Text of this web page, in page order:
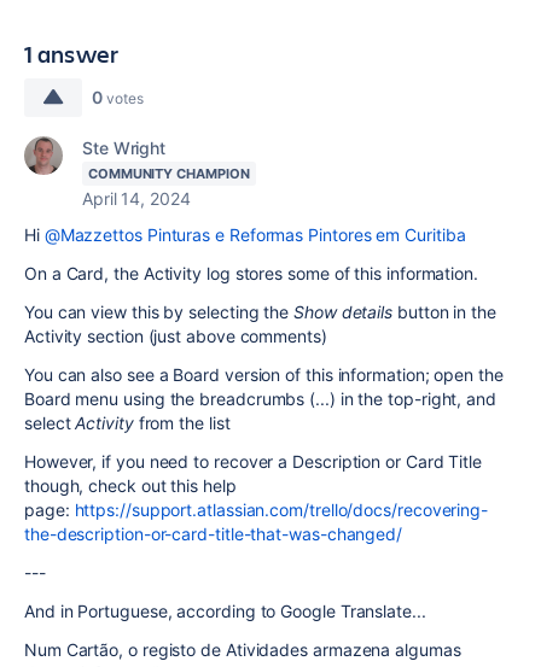
1 answer
0 votes
Ste Wright
COMMUNITY CHAMPION
April 14, 2024
Hi @Mazzettos Pinturas e Reformas Pintores em Curitiba
On a Card, the Activity log stores some of this information.
You can view this by selecting theShow details button in the
Activity section (just above comments)
You can also see a Board version of this information; open the
Board menu using the breadcrumbs (...) in the top-right, and
selectActivityfrom the list
However, if you need to recover a Description or Card Title
though, check out this help
page: https://support.atlassian.com/trello/docs/recovering-
the-description-or-card-title-that-was-changed/
---
And in Portuguese, according to Google Translate...
Num Cartão, o registo de Atividades armazena algumas